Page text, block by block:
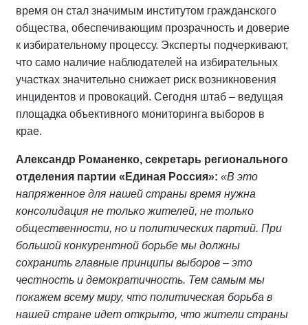
время он стал значимым институтом гражданского
общества, обеспечивающим прозрачность и доверие
к избирательному процессу. Эксперты подчеркивают,
что само наличие наблюдателей на избирательных
участках значительно снижает риск возникновения
инцидентов и провокаций. Сегодня штаб – ведущая
площадка объективного мониторинга выборов в
крае.
Александр Романенко, секретарь регионального
отделения партии «Единая Россия»: «В это
напряженное для нашей страны время нужна
консолидация не только жителей, не только
общественности, но и политических партий. При
большой конкурентной борьбе мы должны
сохранить главные принципы выборов – это
честность и демократичность. Тем самым мы
покажем всему миру, что политическая борьба в
нашей стране идет открыто, что жители страны